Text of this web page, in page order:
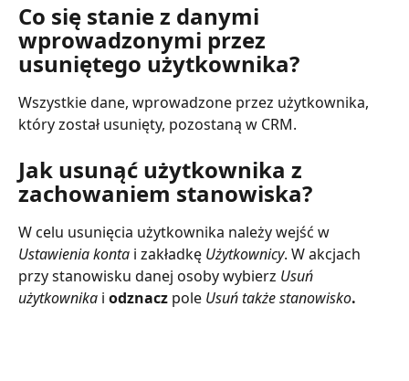
Co się stanie z danymi
wprowadzonymi przez
usuniętego użytkownika?
Wszystkie dane, wprowadzone przez użytkownika,
który został usunięty, pozostaną w CRM.
Jak usunąć użytkownika z
zachowaniem stanowiska?
W celu usunięcia użytkownika należy wejść w
Ustawienia konta i zakładkę Użytkownicy. W akcjach
przy stanowisku danej osoby wybierz Usuń
użytkownika i odznacz pole Usuń także stanowisko.